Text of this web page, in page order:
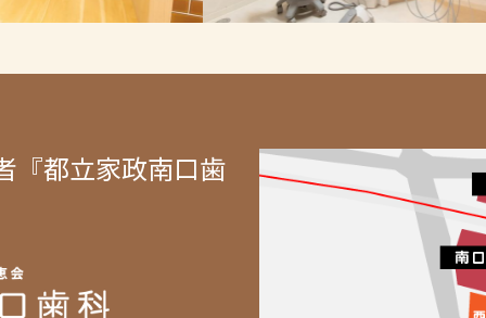
『都立家政南口歯